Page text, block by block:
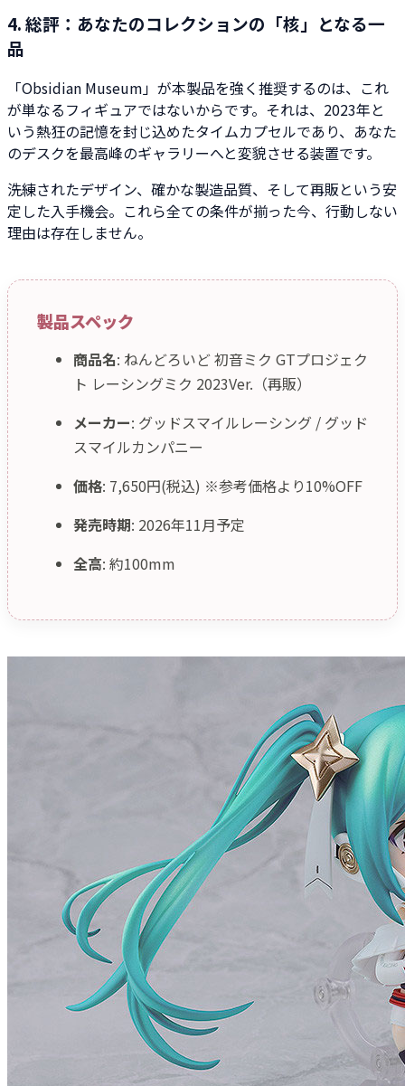
4. 総評：あなたのコレクションの「核」となる一
品
「Obsidian Museum」が本製品を強く推奨するのは、これ
が単なるフィギュアではないからです。それは、2023年と
いう熱狂の記憶を封じ込めたタイムカプセルであり、あなた
のデスクを最高峰のギャラリーへと変貌させる装置です。
洗練されたデザイン、確かな製造品質、そして再販という安
定した入手機会。これら全ての条件が揃った今、行動しない
理由は存在しません。
製品スペック
商品名: ねんどろいど 初音ミク GTプロジェク
ト レーシングミク 2023Ver.（再販）
メーカー: グッドスマイルレーシング / グッド
スマイルカンパニー
価格: 7,650円(税込) ※参考価格より10%OFF
発売時期: 2026年11月予定
全高: 約100mm